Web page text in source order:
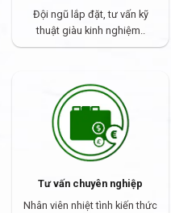
Đội ngũ lắp đặt, tư vấn kỹ
thuật giàu kinh nghiệm..
Tư vấn chuyên nghiệp
Nhân viên nhiệt tình kiến thức